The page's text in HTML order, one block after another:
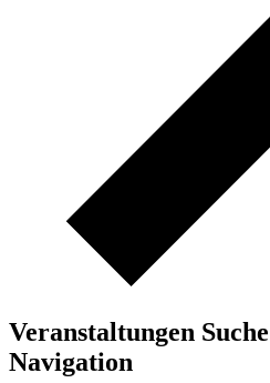
Veranstaltungen
Navigation